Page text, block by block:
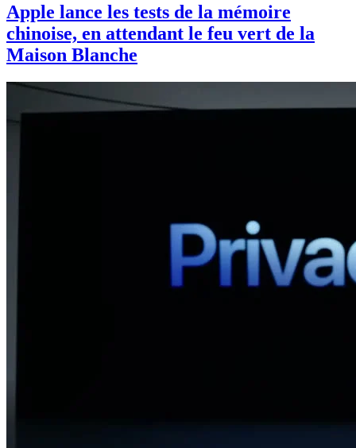
Apple lance les tests de la mémoire
chinoise, en attendant le feu vert de la
Maison Blanche